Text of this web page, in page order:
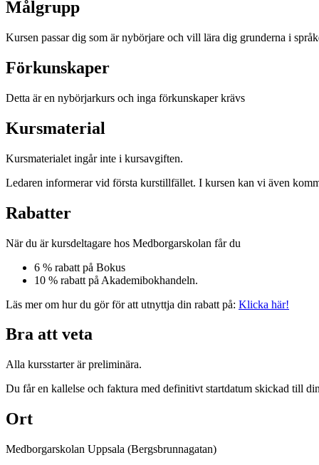
Målgrupp
Kursen passar dig som är nybörjare och vill lära dig grunderna i
Förkunskaper
Detta är en nybörjarkurs och inga förkunskaper krävs
Kursmaterial
Kursmaterialet ingår inte i kursavgiften.
Ledaren informerar vid första kurstillfället. I kursen kan vi även
Rabatter
När du är kursdeltagare hos Medborgarskolan får du
6 % rabatt på Bokus
10 % rabatt på Akademibokhandeln.
Läs mer om hur du gör för att utnyttja din rabatt på: Klicka här!
Bra att veta
Alla kursstarter är preliminära.
Du får en kallelse och faktura med definitivt startdatum skickad till
Ort
Medborgarskolan Uppsala (Bergsbrunnagatan)